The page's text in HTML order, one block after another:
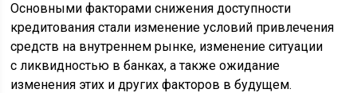
Основными факторами снижения доступности
кредитования стали изменение условий привлечения
средств на внутреннем рынке, изменение ситуации
с ликвидностью в банках, а также ожидание
изменения этих и других факторов в будущем.